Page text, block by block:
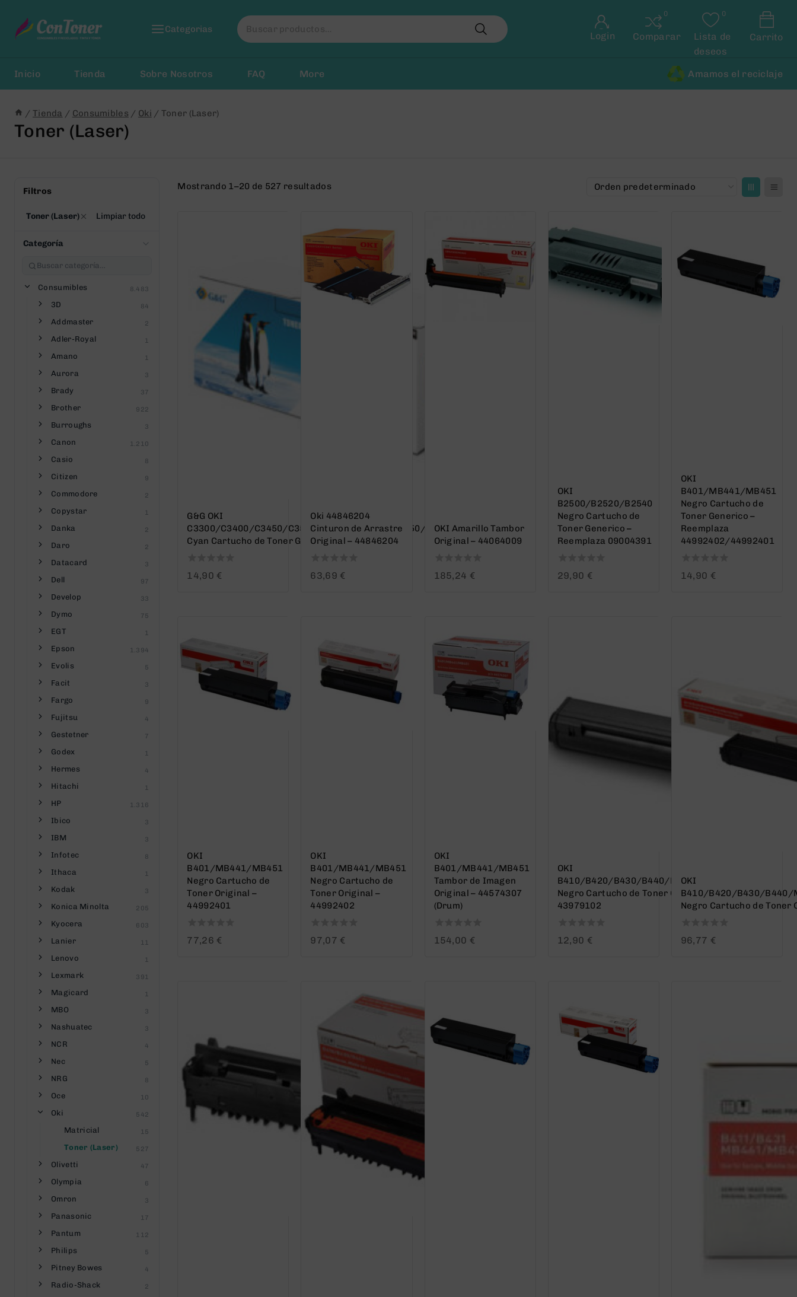
Contenido
Categorias
Buscar
por:
Login Comparar
Lista de
deseos
Carrito
Inicio Tienda Sobre Nosotros FAQ More Amamos el reciclaje
/ Tienda / Consumibles / Oki / Toner (Laser)
Toner (Laser)
Mostrando 1–20 de 527 resultados
G&G OKI
C3300/C3400/C3450/C3520/C3530/C3600/MC350/MC360
Cyan Cartucho de Toner Generico
0
14,90 €
Oki 44846204
Cinturon de Arrastre
Original – 44846204
0
63,69 €
OKI Amarillo Tambor
Original – 44064009
0
185,24 €
OKI
B2500/B2520/B2540
Negro Cartucho de
Toner Generico –
Reemplaza 09004391
0
29,90 €
OKI
B401/MB441/MB451
Negro Cartucho de
Toner Generico –
Reemplaza
44992402/44992401
0
14,90 €
OKI
B401/MB441/MB451
Negro Cartucho de
Toner Original –
44992401
0
77,26 €
OKI
B401/MB441/MB451
Negro Cartucho de
Toner Original –
44992402
0
97,07 €
OKI
B401/MB441/MB451
Tambor de Imagen
Original – 44574307
(Drum)
0
154,00 €
OKI
B410/B420/B430/B440/MB460/MB470/MB480
Negro Cartucho de Toner Generico – Reemplaza
43979102
0
12,90 €
OKI
B410/B420/B430/B440/
Negro Cartucho de Toner
0
96,77 €
Filtros
Toner (Laser) Limpiar todo
Categoría
Consumibles 8.483
3D 84
Addmaster 2
Adler-Royal 1
Amano 1
Aurora 3
Brady 37
Brother 922
Burroughs 3
Canon 1.210
Casio 8
Citizen 9
Commodore 2
Copystar 1
Danka 2
Daro 2
Datacard 3
Dell 97
Develop 33
Dymo 75
EGT 1
Epson 1.394
Evolis 5
Facit 3
Fargo 9
Fujitsu 4
Gestetner 7
Godex 1
Hermes 4
Hitachi 1
HP 1.316
Ibico 3
IBM 3
Infotec 8
Ithaca 1
Kodak 3
Konica Minolta 205
Kyocera 603
Lanier 11
Lenovo 1
Lexmark 391
Magicard 1
MBO 3
Nashuatec 3
NCR 4
Nec 5
NRG 8
Oce 10
Oki 542
Matricial 15
Toner (Laser) 527
Olivetti 47
Olympia 6
Omron 3
Panasonic 17
Pantum 112
Philips 5
Pitney Bowes 4
Radio-Shack 2